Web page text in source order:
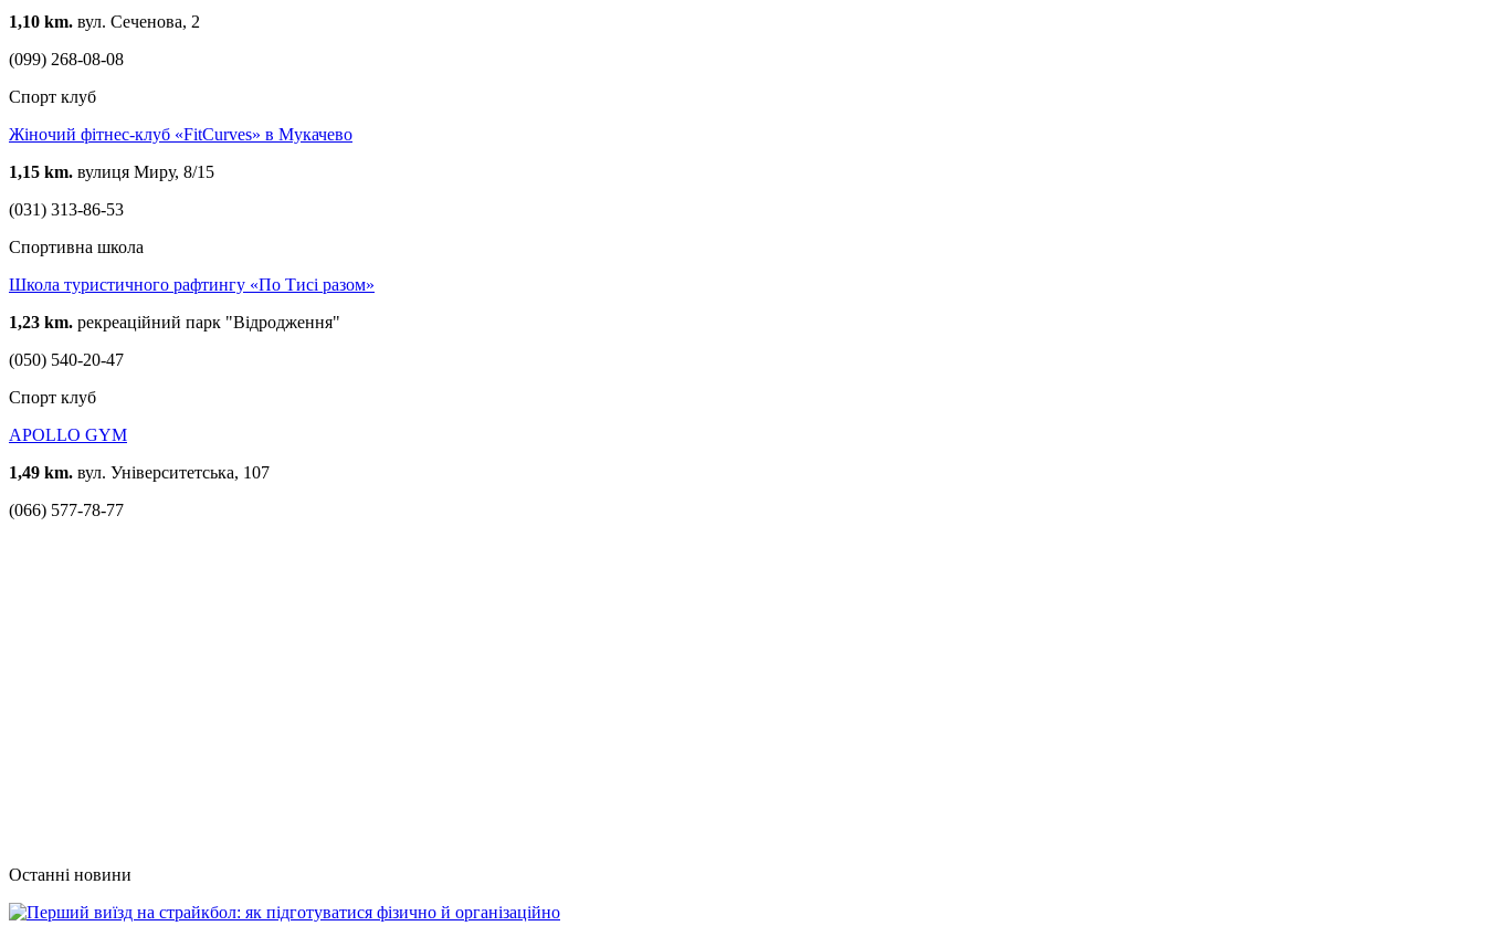
1,10 km. вул. Сеченова, 2
(099) 268-08-08
Спорт клуб
Жіночий фітнес-клуб «FitCurves» в Мукачево
1,15 km. вулиця Миру, 8/15
(031) 313-86-53
Спортивна школа
Школа туристичного рафтингу «По Тисі разом»
1,23 km. рекреаційний парк "Відродження"
(050) 540-20-47
Спорт клуб
APOLLO GYM
1,49 km. вул. Університетська, 107
(066) 577-78-77
Останні новини